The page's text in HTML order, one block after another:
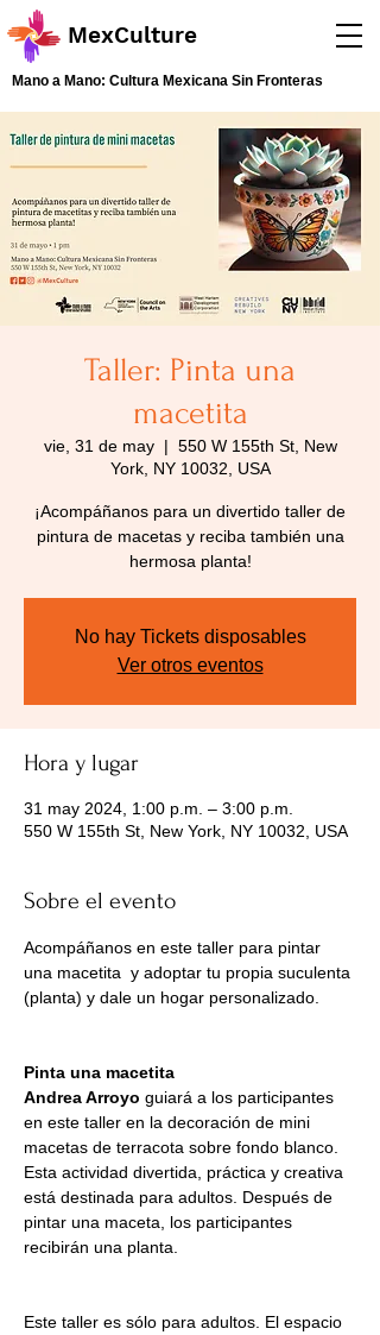
MexCulture
Mano a Mano: Cultura Mexicana Sin Fronteras
Taller: Pinta una
macetita
vie, 31 de may
  |
550 W 155th St, New
York, NY 10032, USA
¡Acompáñanos para un divertido taller de
pintura de macetas y reciba también una
hermosa planta!
No hay Tickets disposables
Ver otros eventos
Hora y lugar
31 may 2024, 1:00 p.m. – 3:00 p.m.
550 W 155th St, New York, NY 10032, USA
Sobre el evento
Acompáñanos en este taller para pintar
una macetita  y adoptar tu propia suculenta
(planta) y dale un hogar personalizado.
Pinta una macetita
Andrea Arroyo guiará a los participantes
en este taller en la decoración de mini
macetas de terracota sobre fondo blanco.
Esta actividad divertida, práctica y creativa
está destinada para adultos. Después de
pintar una maceta, los participantes
recibirán una planta.
Este taller es sólo para adultos. El espacio